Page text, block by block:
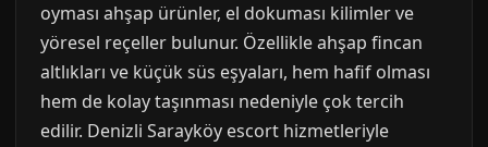
oyması ahşap ürünler, el dokuması kilimler ve
yöresel reçeller bulunur. Özellikle ahşap fincan
altlıkları ve küçük süs eşyaları, hem hafif olması
hem de kolay taşınması nedeniyle çok tercih
edilir. Denizli Sarayköy escort hizmetleriyle